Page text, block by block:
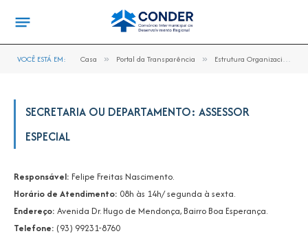
VOCÊ ESTÁ EM: Casa » Portal da Transparência » Estrutura Organizacional
SECRETARIA OU DEPARTAMENTO: ASSESSOR
ESPECIAL
Responsável: Felipe Freitas Nascimento.
Horário de Atendimento: 08h às 14h/ segunda à sexta.
Endereço: Avenida Dr. Hugo de Mendonça, Bairro Boa Esperança.
Telefone: (93) 99231-8760